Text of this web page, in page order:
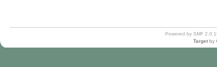
Powered by SMF
Target by